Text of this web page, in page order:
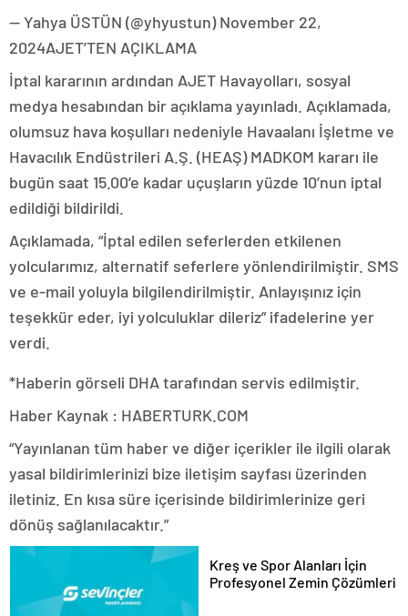
— Yahya ÜSTÜN (@yhyustun) November 22,
2024AJET’TEN AÇIKLAMA
İptal kararının ardından AJET Havayolları, sosyal
medya hesabından bir açıklama yayınladı. Açıklamada,
olumsuz hava koşulları nedeniyle Havaalanı İşletme ve
Havacılık Endüstrileri A.Ş. (HEAŞ) MADKOM kararı ile
bugün saat 15.00’e kadar uçuşların yüzde 10’nun iptal
edildiği bildirildi.
Açıklamada, “İptal edilen seferlerden etkilenen
yolcularımız, alternatif seferlere yönlendirilmiştir. SMS
ve e-mail yoluyla bilgilendirilmiştir. Anlayışınız için
teşekkür eder, iyi yolculuklar dileriz” ifadelerine yer
verdi.
*Haberin görseli DHA tarafından servis edilmiştir.
Haber Kaynak : HABERTURK.COM
“Yayınlanan tüm haber ve diğer içerikler ile ilgili olarak
yasal bildirimlerinizi bize iletişim sayfası üzerinden
iletiniz. En kısa süre içerisinde bildirimlerinize geri
dönüş sağlanılacaktır.”
Kreş ve Spor Alanları İçin
Profesyonel Zemin Çözümleri